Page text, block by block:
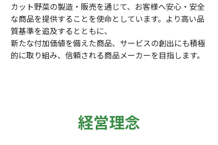
カット野菜の製造・販売を通じて、お客様へ安心・安全
な商品を提供することを使命としています。より高い品
質基準を追及するとともに、
新たな付加価値を備えた商品、サービスの創出にも積極
的に取り組み、信頼される商品メーカーを目指します。
経営理念